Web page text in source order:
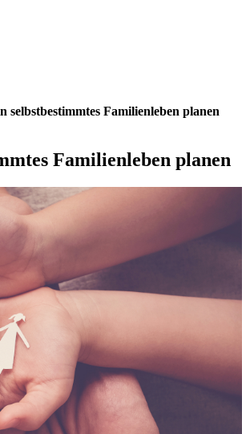
Familienleben planen
Familienleben planen